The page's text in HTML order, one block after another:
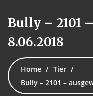
Bully – 2101
8.06.2018
Home
Tier
Bully – 2101 –